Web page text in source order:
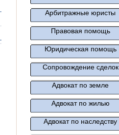
Арбитражные юристы
Правовая помощь
Юридическая помощь
Сопровождение сделок
Адвокат по земле
Адвокат по жилью
Адвокат по наследству